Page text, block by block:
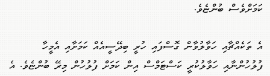
ކަމަށްވެސް ބުންޏެވެ.
އެ ތަކެއްޗާއި ހަވާލުވާން ގޮސްފައި ހުރީ ބިދޭސީއެއް ކަމަށާއި އެމީހާ
ފުލުހުންނާއި ހަވާލުކުރީ ކަސްޓަމްސް އިން ކަމަށް ފުލުހުން މިރޭ ބުންޏެވެ. އެ